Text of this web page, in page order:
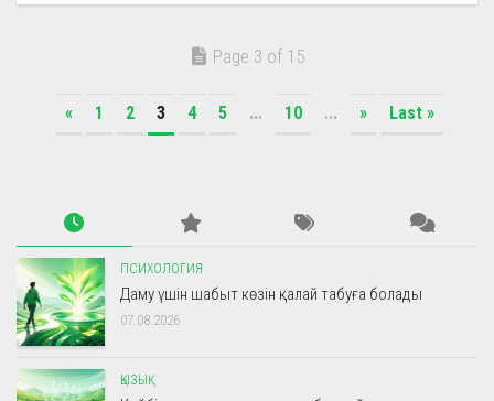
Page 3 of 15
« 1 2 3 4 5 ... 10 ... » Last »
ПСИХОЛОГИЯ
Даму үшін шабыт көзін қалай табуға болады
07.08.2026
ҚЫЗЫҚ